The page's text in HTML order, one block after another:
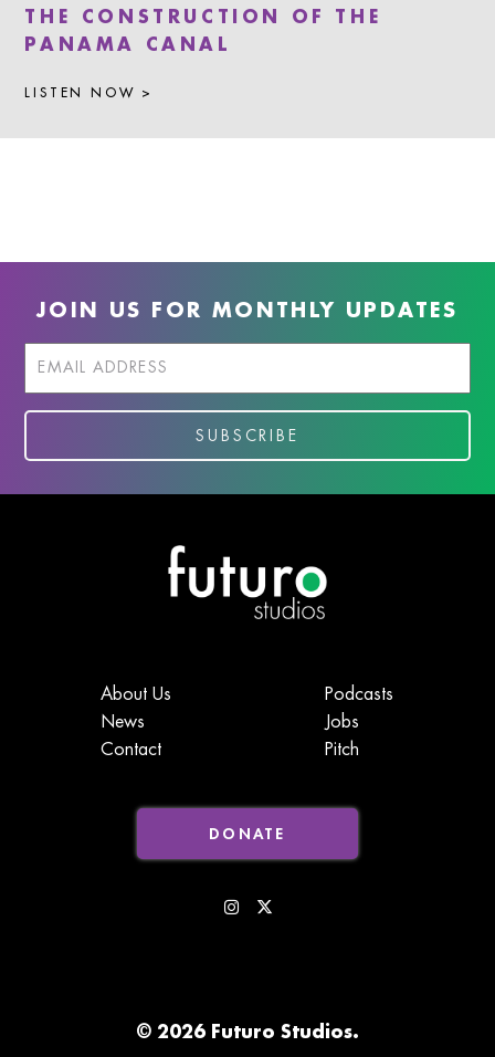
THE CONSTRUCTION OF THE
PANAMA CANAL
LISTEN NOW >
JOIN US FOR MONTHLY UPDATES
About Us
News
Contact
Podcasts
Jobs
Pitch
DONATE
© 2026 Futuro Studios.